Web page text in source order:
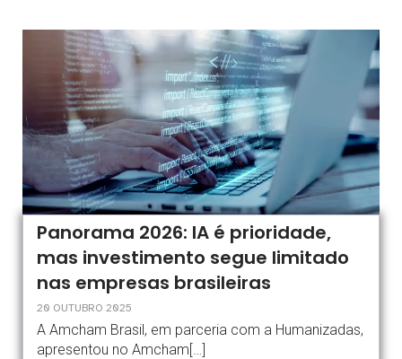
Panorama 2026: IA é prioridade,
mas investimento segue limitado
nas empresas brasileiras
20 OUTUBRO 2025
A Amcham Brasil, em parceria com a Humanizadas,
apresentou no Amcham[…]